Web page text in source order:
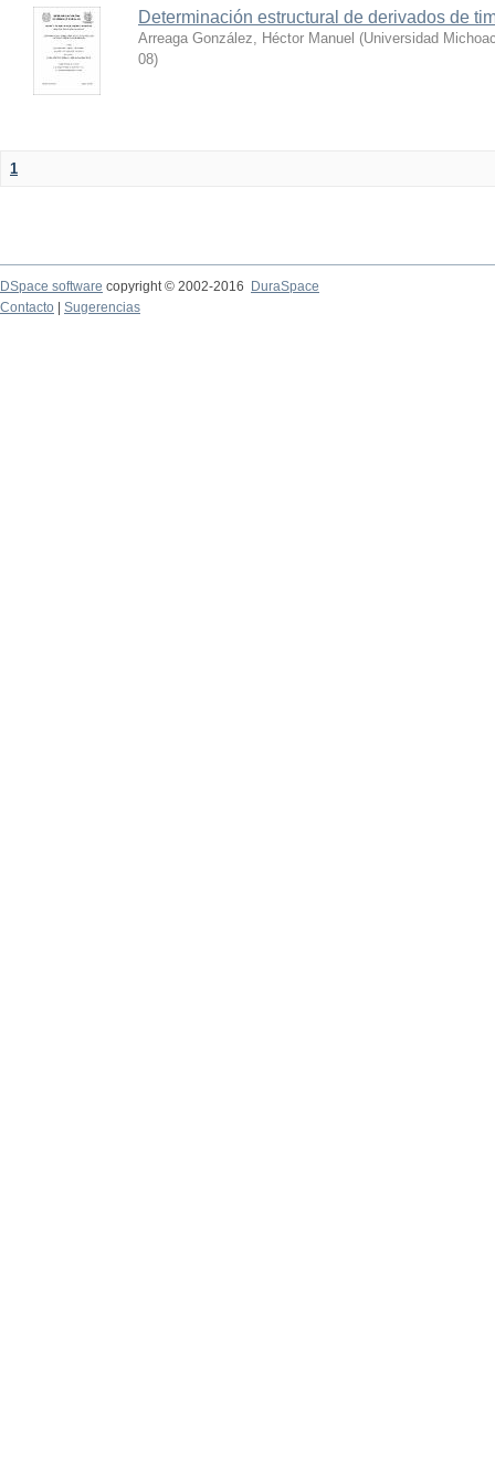
Determinación estructural de derivados de
Arreaga González, Héctor Manuel (Universidad
08)
1
DSpace software copyright © 2002-2016
DuraSpace
Contacto
Sugerencias